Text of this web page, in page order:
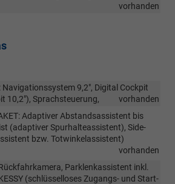
vorhanden
Navigationssystem 9,2", Digital Cockpit
10,2"), Sprachsteuerung,
vorhanden
Adaptiver Abstandsassistent bis
(adaptiver Spurhalteassistent), Side-
bzw. Totwinkelassistent)
vorhanden
Parklenkassistent inkl.
(schlüsselloses Zugangs- und Start-